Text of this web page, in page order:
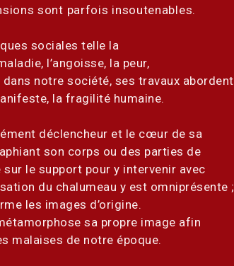
sont parfois insoutenables.
sociales telle la
l’angoisse, la peur,
notre société, ses travaux abordent
la fragilité humaine.
déclencheur et le cœur de sa
son corps ou des parties de
le support pour y intervenir avec
du chalumeau y est omniprésente ;
les images d’origine.
sa propre image afin
malaises de notre époque.